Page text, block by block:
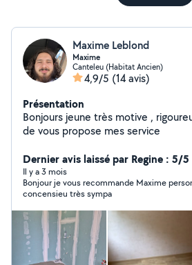
Maxime Leblond
Maxime
Canteleu (Habitat Ancien)
4,9/5 (14 avis)
Présentation
Bonjours jeune très motive ,
de vous propose mes service
Dernier avis laissé par Regine : 5/5
Il y a 3 mois
Bonjour je vous recommande Maxime personne très sérieuse
concensieu très sympa